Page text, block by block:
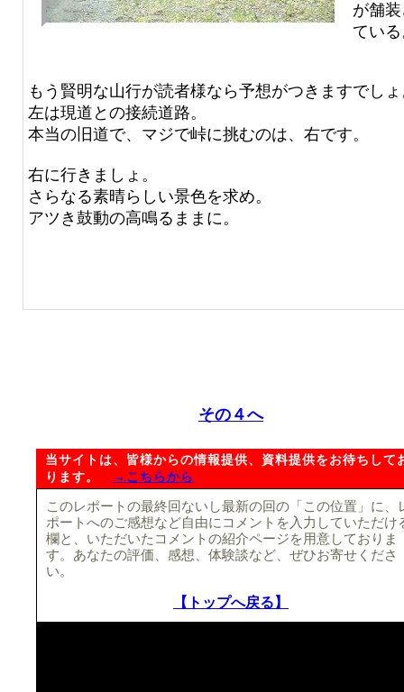
が舗
てい
もう賢明な山行が読者様なら予想がつきますでし
左は現道との接続道路。
本当の旧道で、マジで峠に挑むのは、右です。
右に行きましょ。
さらなる素晴らしい景色を求め。
アツき鼓動の高鳴るままに。
その４へ
当サイトは、皆様からの情報提供、資料提供をお待ちして
ります。
→こちらから
このレポートの最終回ないし最新の回の「この位置」に、
ポートへのご感想など自由にコメントを入力していただけ
欄と、いただいたコメントの紹介ページを用意しておりま
す。あなたの評価、感想、体験談など、ぜひお寄せくださ
い。
【トップへ戻る】